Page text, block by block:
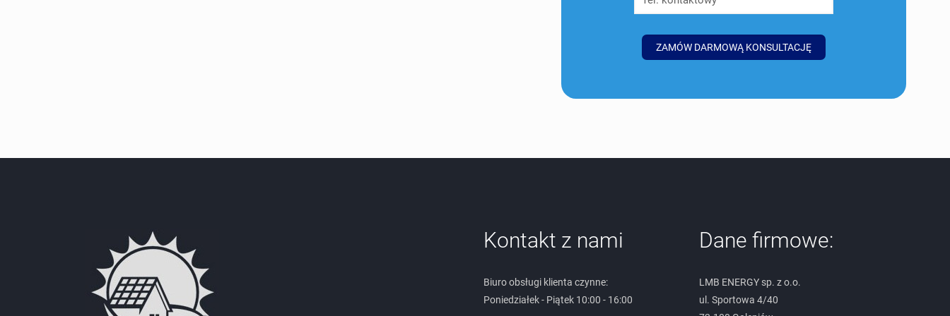
Kontakt z nami
Biuro obsługi klienta czynne:
Poniedziałek - Piątek 10:00 - 16:00
Dane firmowe:
LMB ENERGY sp. z o.o.
ul. Sportowa 4/40